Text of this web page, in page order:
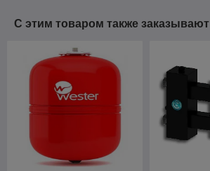
С этим товаром также заказывают